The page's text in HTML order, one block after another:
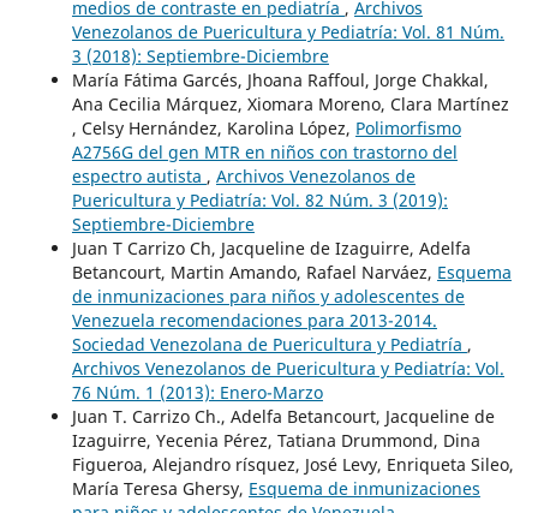
medios de contraste en pediatría , Archivos
Venezolanos de Puericultura y Pediatría: Vol. 81 Núm.
3 (2018): Septiembre-Diciembre
María Fátima Garcés, Jhoana Raffoul, Jorge Chakkal,
Ana Cecilia Márquez, Xiomara Moreno, Clara Martínez
, Celsy Hernández, Karolina López, Polimorfismo
A2756G del gen MTR en niños con trastorno del
espectro autista , Archivos Venezolanos de
Puericultura y Pediatría: Vol. 82 Núm. 3 (2019):
Septiembre-Diciembre
Juan T Carrizo Ch, Jacqueline de Izaguirre, Adelfa
Betancourt, Martin Amando, Rafael Narváez, Esquema
de inmunizaciones para niños y adolescentes de
Venezuela recomendaciones para 2013-2014.
Sociedad Venezolana de Puericultura y Pediatría ,
Archivos Venezolanos de Puericultura y Pediatría: Vol.
76 Núm. 1 (2013): Enero-Marzo
Juan T. Carrizo Ch., Adelfa Betancourt, Jacqueline de
Izaguirre, Yecenia Pérez, Tatiana Drummond, Dina
Figueroa, Alejandro rísquez, José Levy, Enriqueta Sileo,
María Teresa Ghersy, Esquema de inmunizaciones